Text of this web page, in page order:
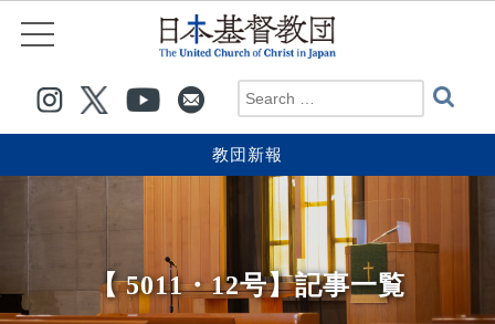
教団新報
【 5011・12号】記事一覧